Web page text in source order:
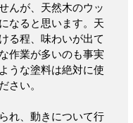
んが、天然木のウッ
なると思います。天
る程、味わいが出て
作業が多いのも事実
うな塗料は絶対に使
さい。
れ、動きについて行